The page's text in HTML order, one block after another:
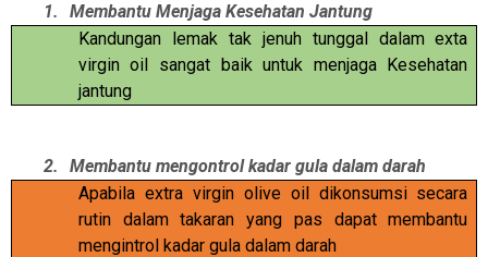
1.
Membantu Menjaga Kesehatan Jantung
Kandungan lemak tak jenuh tunggal dalam exta
virgin oil sangat baik untuk menjaga Kesehatan
jantung
2.
Membantu mengontrol kadar gula dalam darah
Apabila extra virgin olive oil dikonsumsi secara
rutin dalam takaran yang pas dapat membantu
mengintrol kadar gula dalam darah